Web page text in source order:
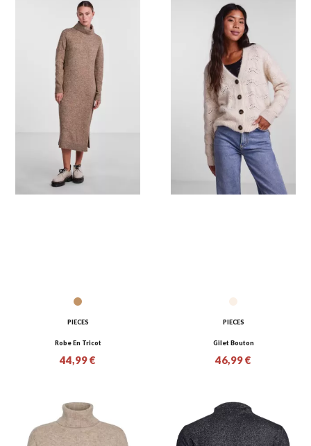
PIECES
Robe En Tricot
44,99 €
PIECES
Gilet Bouton
46,99 €